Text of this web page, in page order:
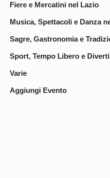
Fiere e Mercatini nel Lazio
Musica, Spettacoli e Danza
Sagre, Gastronomia e
Sport, Tempo Libero e
Varie
Aggiungi Evento